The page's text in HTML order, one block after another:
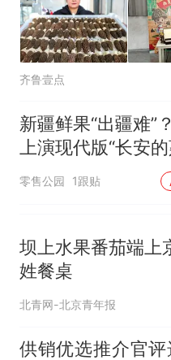
齐鲁壹点
新疆鲜果“出疆难”
上演现代版“长安
枝”！
零售公园 1跟贴
坝上水果番茄端上
姓餐桌
北青网-北京青年报
供销优选推介官